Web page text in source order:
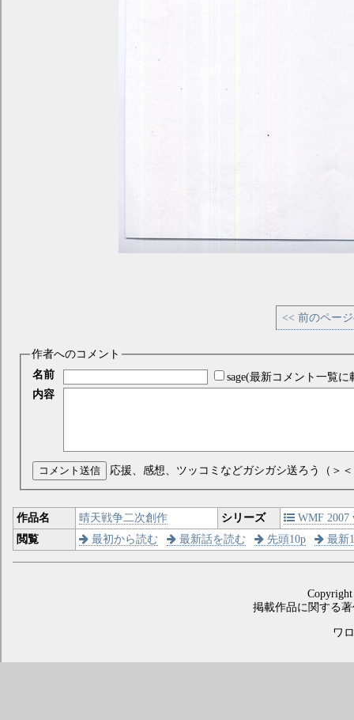
<< 前のペー
作者へのコメント
名前
sage(最新コメント一覧に
内容
コメント送信 応援、感想、ツッコミなどガシガシ送ろう（＞
作品名 晴天戦争二次創作 シリーズ
WMF 2007
閲覧
最初から読む 最新話を読む 先頭10p 最新
掲載作品に関する
ワ